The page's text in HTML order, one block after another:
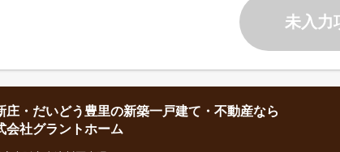
未入力
庄・だいどう豊里の新築一戸建て・不動産なら
会社グラントホーム